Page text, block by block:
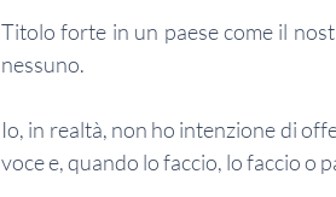
Titolo forte in un paese come il
nessuno.
Io, in realtà, non ho intenzione di
voce e, quando lo faccio, lo faccio o